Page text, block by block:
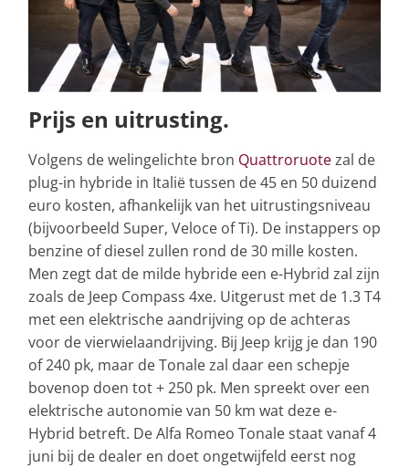
Prijs en uitrusting.
Volgens de welingelichte bron Quattroruotezal de
plug-in hybride in Italië tussen de 45 en 50 duizend
euro kosten, afhankelijk van het uitrustingsniveau
(bijvoorbeeld Super, Veloce of Ti). De instappers op
benzine of diesel zullen rond de 30 mille kosten.
Men zegt dat de milde hybride een e-Hybrid zal zijn
zoals de Jeep Compass 4xe. Uitgerust met de 1.3 T4
met een elektrische aandrijving op de achteras
voor de vierwielaandrijving. Bij Jeep krijg je dan 190
of 240 pk, maar de Tonale zal daar een schepje
bovenop doen tot + 250 pk. Men spreekt over een
elektrische autonomie van 50 km wat deze e-
Hybrid betreft. De Alfa Romeo Tonale staat vanaf 4
juni bij de dealer en doet ongetwijfeld eerst nog